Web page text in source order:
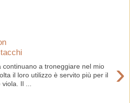
›
continuano a troneggiare nel mio
il loro utilizzo è servito più per il
Il ...